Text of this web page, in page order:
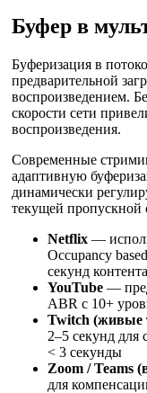
Буфер в
Буферизация в
предварительной
воспроизведением.
скорости сети
воспроизведения.
Современные
адаптивную
динамически
текущей пропускной
Netflix —
Occupancy
секунд контента
YouTube —
ABR с 10+
Twitch (живые
2–5 секунд
< 3 секунды
Zoom / Teams
для